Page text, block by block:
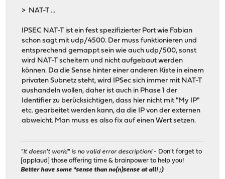
> NAT-T ...
IPSEC NAT-T ist ein fest spezifizierter Port wie Fabian
schon sagt mit udp/4500. Der muss funktionieren und
entsprechend gemappt sein wie auch udp/500, sonst
wird NAT-T scheitern und nicht aufgebaut werden
können. Da die Sense hinter einer anderen Kiste in einem
privaten Subnetz steht, wird IPSec sich immer mit NAT-T
aushandeln wollen, daher ist auch in Phase 1 der
Identifier zu berücksichtigen, dass hier nicht mit "My IP"
etc. gearbeitet werden kann, da die IP von der externen
abweicht. Man muss es also fix auf einen Wert setzen.
"It doesn't work!" is no valid error description!- Don't forget to
[applaud] those offering time & brainpower to help you!
Better have some *sense than no(n)sense at all! ;)